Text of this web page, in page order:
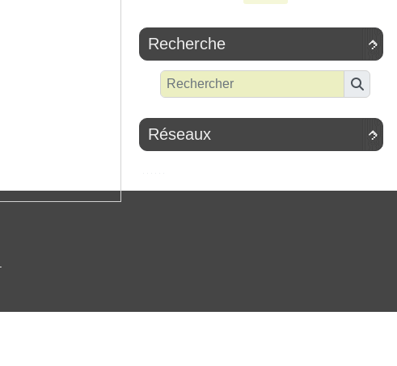

Recherche

Réseaux